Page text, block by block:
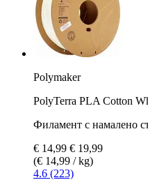
Polymaker
PolyTerra PLA Cotton
Филамент с намалено
€ 14,99 € 19,99
(€ 14,99 / kg)
4.6 (223)